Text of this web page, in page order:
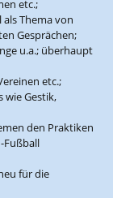
etc.;
als Thema von
Gesprächen;
u.a.; überhaupt
etc.;
wie Gestik,
den Praktiken
Fußball
für die